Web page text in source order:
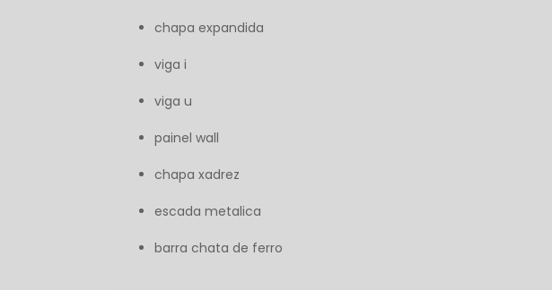
chapa expandida
viga i
viga u
painel wall
chapa xadrez
escada metalica
barra chata de ferro